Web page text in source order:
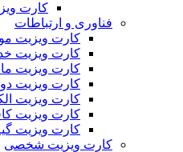
کارت
فناوری و ارتباطات
کارت ویزیت
کارت ویزیت
کارت ویزیت
کارت ویزیت
کارت ویزیت
کارت ویزیت
کارت ویزیت
کارت ویزیت شخصی